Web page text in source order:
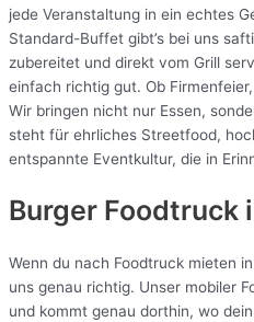
jede Veranstaltung in ein echtes
Standard-Buffet gibt’s bei uns
zubereitet und direkt vom Grill
einfach richtig gut. Ob
Wir bringen nicht nur Essen,
steht für ehrliches Streetfood,
entspannte Eventkultur, die in
Burger Foodtruck
Wenn du nach Foodtruck mieten
uns genau richtig. Unser mobiler
und kommt genau dorthin, wo